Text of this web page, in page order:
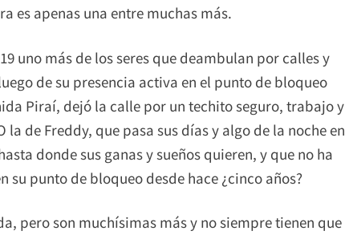
es apenas una entre muchas más.
uno más de los seres que deambulan por calles y
de su presencia activa en el punto de bloqueo
Piraí, dejó la calle por un techito seguro, trabajo y
de Freddy, que pasa sus días y algo de la noche en
donde sus ganas y sueños quieren, y que no ha
punto de bloqueo desde hace ¿cinco años?
pero son muchísimas más y no siempre tienen que